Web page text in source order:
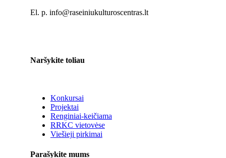
El. p. info@raseiniukulturoscentras.lt
Naršykite toliau
Konkursai
Projektai
Renginiai-keičiama
RRKC vietovėse
Viešieji pirkimai
Parašykite mums